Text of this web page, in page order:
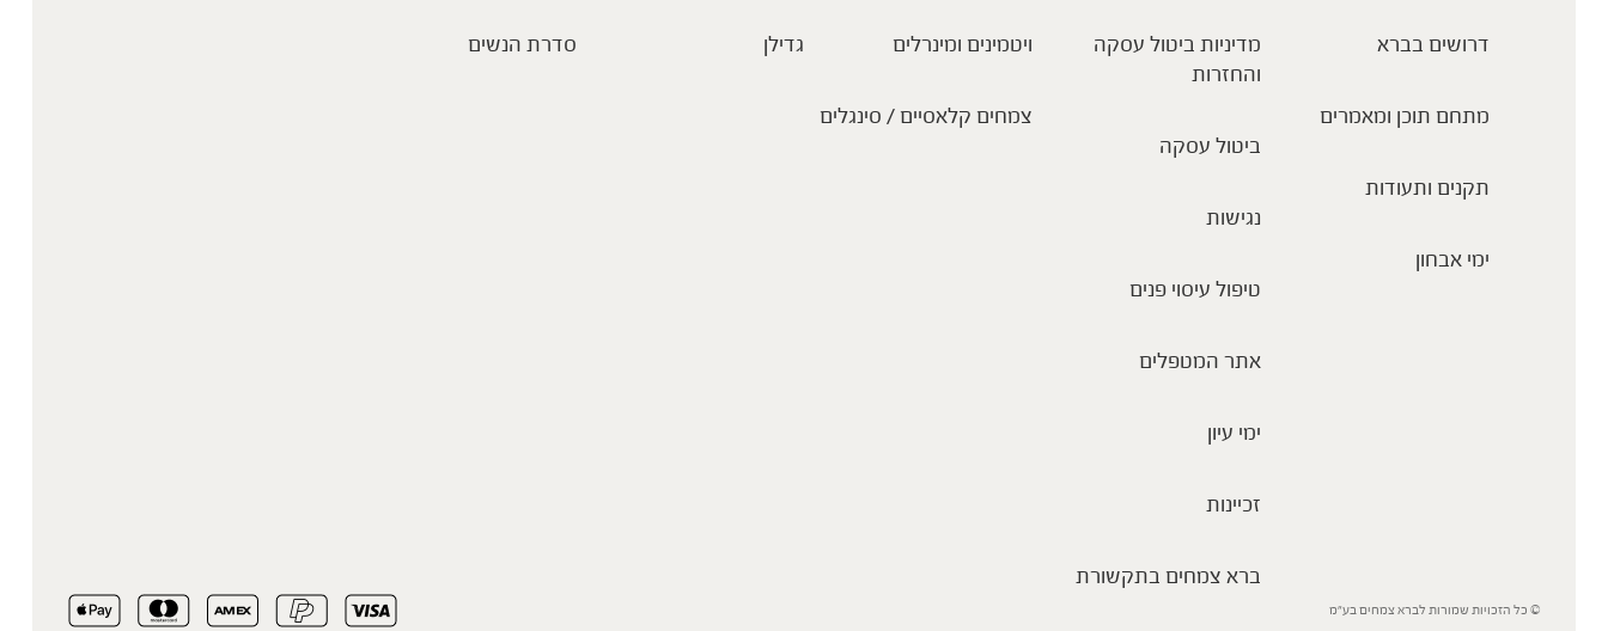
דרושים בברא
מתחם תוכן ומאמרים
תקנים ותעודות
ימי אבחון
מדיניות ביטול עסקה
והחזרות
ביטול עסקה
נגישות
טיפול עיסוי פנים
אתר המטפלים
ימי עיון
זכיינות
ברא צמחים בתקשורת
ויטמינים ומינרלים
צמחים קלאסיים / סינגלים
גדילן סדרת הנשים
© כל הזכויות שמורות לברא צמחים בע”מ